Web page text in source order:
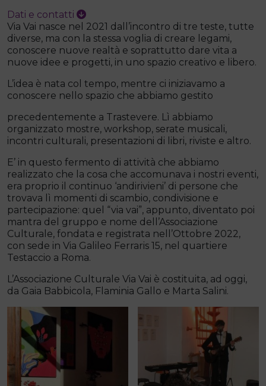
Dati e contatti
Via Vai nasce nel 2021 dall’incontro di tre teste, tutte
diverse, ma con la stessa voglia di creare legami,
conoscere nuove realtà e soprattutto dare vita a
nuove idee e progetti, in uno spazio creativo e libero.
L’idea è nata col tempo, mentre ci iniziavamo a
conoscere nello spazio che abbiamo gestito
precedentemente a Trastevere. Lì abbiamo
organizzato mostre, workshop, serate musicali,
incontri culturali, presentazioni di libri, riviste e altro.
E’ in questo fermento di attività che abbiamo
realizzato che la cosa che accomunava i nostri eventi,
era proprio il continuo ‘andirivieni’ di persone che
trovava lì momenti di scambio, condivisione e
partecipazione: quel “via vai”, appunto, diventato poi
mantra del gruppo e nome dell’Associazione
Culturale, fondata e registrata nell’Ottobre 2022,
con sede in Via Galileo Ferraris 15, nel quartiere
Testaccio a Roma.
L’Associazione Culturale Via Vai è costituita, ad oggi,
da Gaia Babbicola, Flaminia Gallo e Marta Salini.